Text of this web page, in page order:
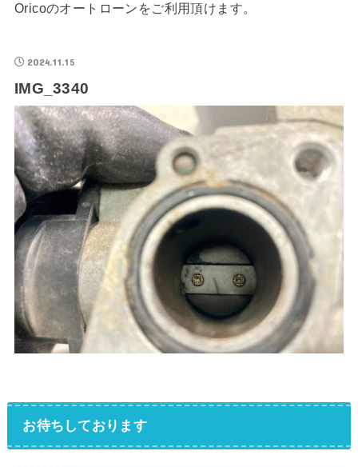
Oricoのオートローンをご利用頂けます。
2024.11.15
IMG_3340
お待ちしております